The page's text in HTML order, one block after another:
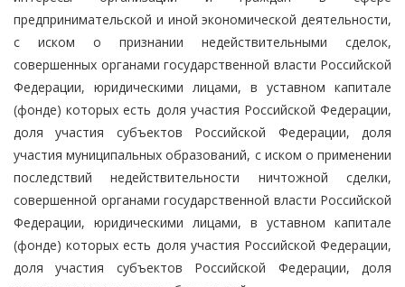
предпринимательской и иной экономической деятельности,
с иском о признании недействительными сделок,
совершенных органами государственной власти Российской
Федерации, юридическими лицами, в уставном капитале
(фонде) которых есть доля участия Российской Федерации,
доля участия субъектов Российской Федерации, доля
участия муниципальных образований, с иском о применении
последствий недействительности ничтожной сделки,
совершенной органами государственной власти Российской
Федерации, юридическими лицами, в уставном капитале
(фонде) которых есть доля участия Российской Федерации,
доля участия субъектов Российской Федерации, доля